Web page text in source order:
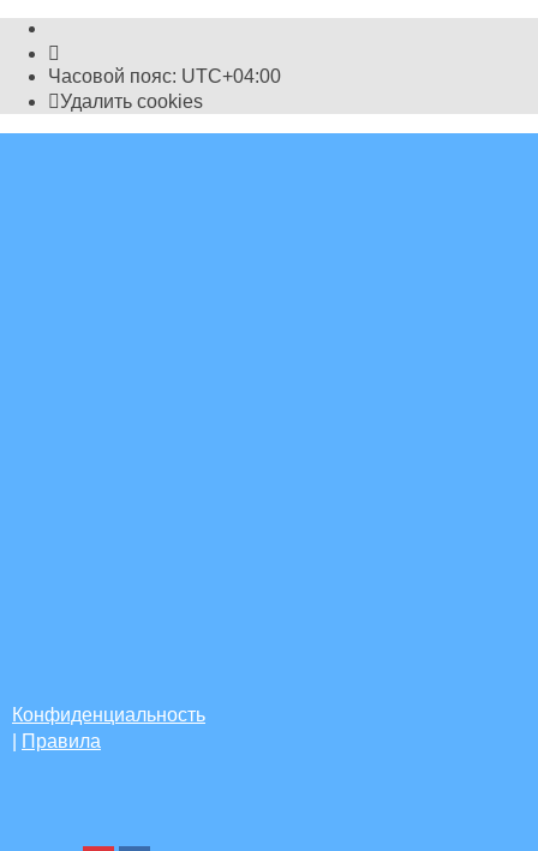
Часовой пояс: UTC+04:00
Удалить cookies
Конфиденциальность
Правила